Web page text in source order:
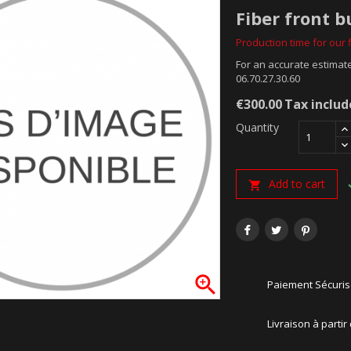

Fiber front
Production time for our
For an accurate
06.70.27.30.60
€300.00Tax
Quantity
 Add to cart
Paiement
Livraison à partir